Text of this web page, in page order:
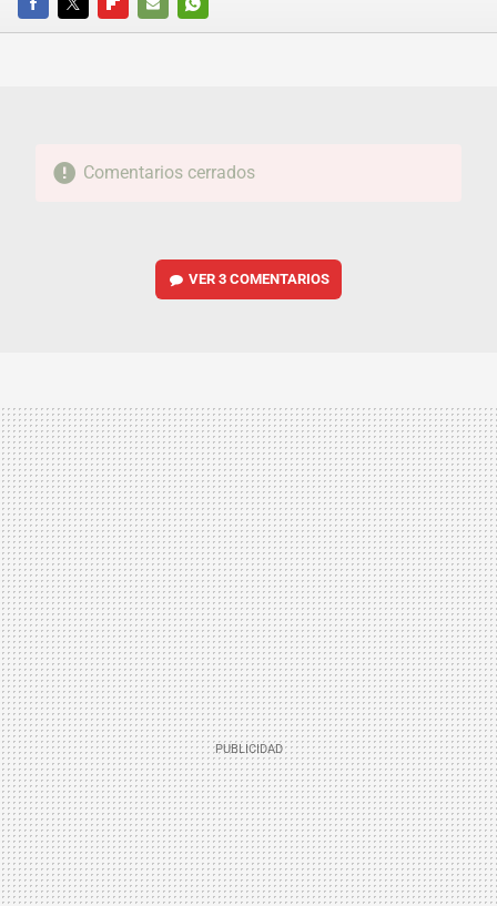
FACEBOOKTWITTERFLIPBOARD
E-
WHATSAPP
Comentarios cerrados
VER3 COMENTARIOS